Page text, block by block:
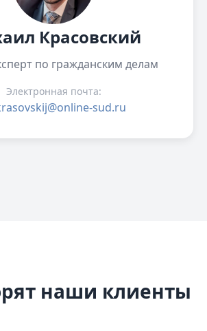
Красовский
по гражданским делам
Электронная почта:
sud.ru
наши клиенты